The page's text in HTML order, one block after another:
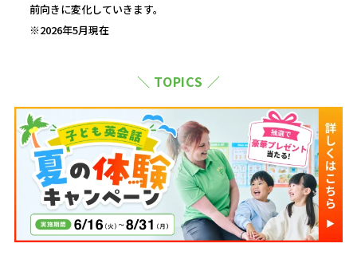
前向きに変化していきます。
※2026年5月現在
＼ TOPICS ／